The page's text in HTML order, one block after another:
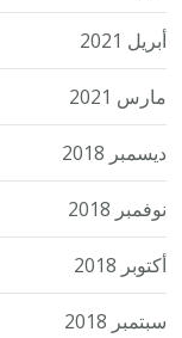
أبريل 2021
مارس 2021
ديسمبر 2018
نوفمبر 2018
أكتوبر 2018
سبتمبر 2018